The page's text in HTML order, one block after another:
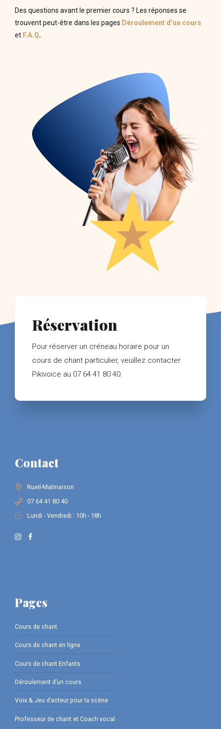
Des questions avant le premier cours ? Les réponses se
trouvent peut-être dans les pages Déroulement d’un cours
et F.A.Q.
Réservation
Pour réserver un créneau horaire pour un
cours de chant particulier, veuillez contacter
Pikivoice au 07 64 41 80 40.
Contact
Rueil-Malmaison
07 64 41 80 40
Lundi - Vendredi : 10h - 18h
Pages
Cours de chant
Cours de chant en ligne
Cours de chant Enfants
Déroulement d’un cours
Voix & Jeu d’acteur pour la scène
Professeur de chant et Coach vocal